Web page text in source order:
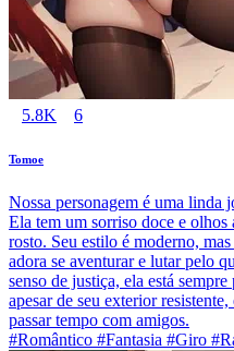
5.8K 6
Tomoe
Nossa personagem é uma linda
Ela tem um sorriso doce e
rosto. Seu estilo é moderno,
adora se aventurar e lutar pelo
senso de justiça, ela está
apesar de seu exterior
passar tempo com amigos.
#Romântico #Fantasia #Giro